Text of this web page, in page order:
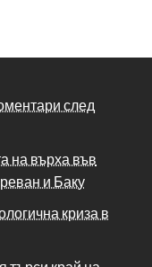
след
на върха във
и Баку
криза в